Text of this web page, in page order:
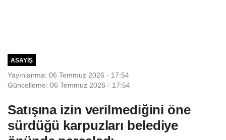
ASAYIŞ
Yayınlanma: 06 Temmuz 2026 - 17:54
Güncelleme: 06 Temmuz 2026 - 17:54
Satışına izin verilmediğini öne
sürdüğü karpuzları belediye